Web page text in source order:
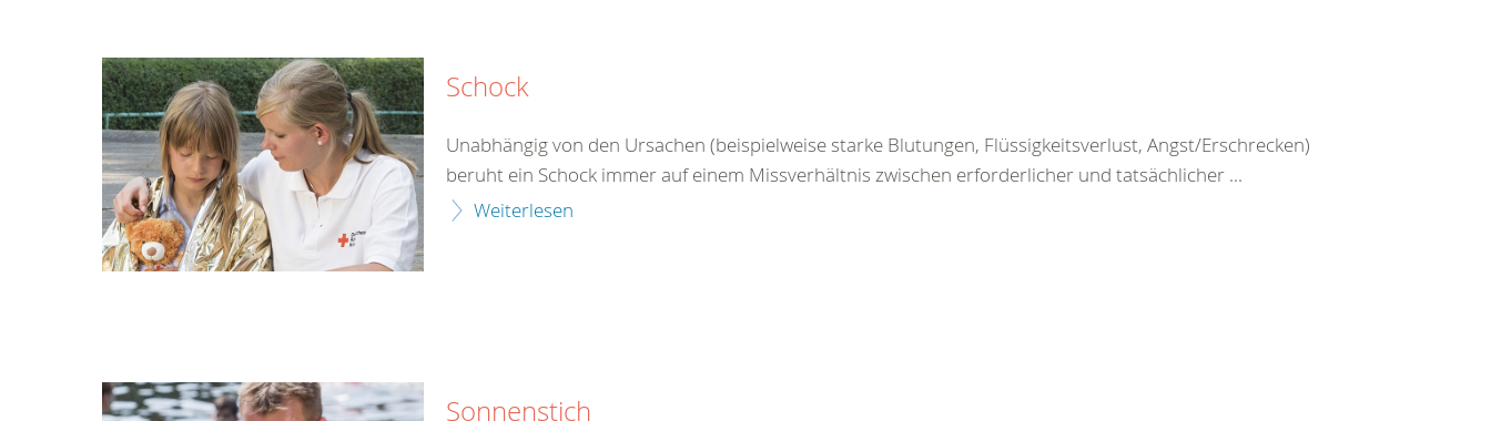
Schock
Unabhängig von den Ursachen (beispielweise starke Blutungen, Flüssigkeitsverlust, Angst/Erschrecken)
beruht ein Schock immer auf einem Missverhältnis zwischen erforderlicher und tatsächlicher ...
Weiterlesen
Sonnenstich